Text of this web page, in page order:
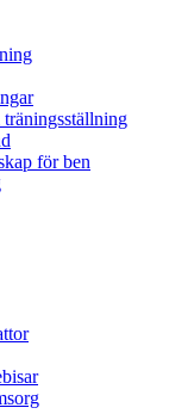
för ben